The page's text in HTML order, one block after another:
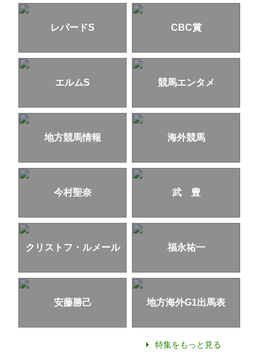
レパードS CBC賞
エルムS 競馬エンタメ
地方競馬情報 海外競馬
今村聖奈 武 豊
クリストフ・ルメール 福永祐一
安藤勝己 地方海外G1出馬表
特集をもっと見る